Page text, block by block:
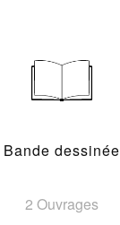
Bande dessinée
2 Ouvrages